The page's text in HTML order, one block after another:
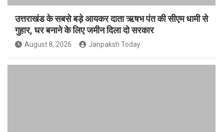
उत्तराखंड के सबसे बड़े आयकर दाता ऋषभ पंत की सीएम धामी से
गुहार, घर बनाने के लिए जमीन दिला दो सरकार
August 8, 2026 Janpaksh Today